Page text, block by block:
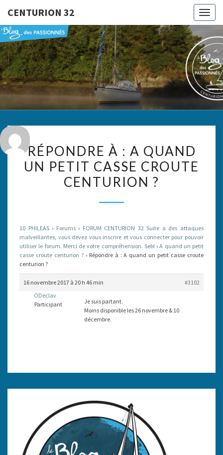
CENTURION 32
32
Le Blog
Des
Passionnés
À :
A
QUAND
CROUTE
CENTURION
RÉPONDRE À : A QUAND
UN PETIT CASSE CROUTE
CENTURION ?
10 PHILEAS › Forums › FORUM CENTURION 32 Suite a des attaques
malveillantes, vous devez vous inscrire et vous connecter pour pouvoir
utiliser le forum. Merci de votre compréhension. Seb! › A quand un petit
casse croute centurion ? › Répondre à : A quand un petit casse croute
centurion ?
16 novembre 2017 à 20 h 46 min
#3102
ODeclav
Participant
Je suis partant.
Moins disponible les 26 novembre & 10
décembre.